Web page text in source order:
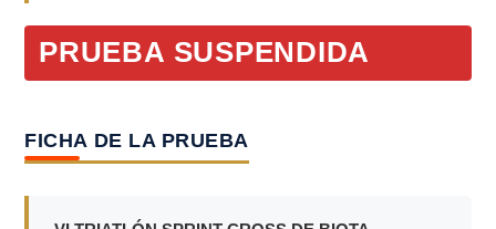
PRUEBA SUSPENDIDA
FICHA DE LA PRUEBA